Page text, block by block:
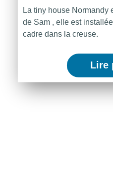
La tiny house Normandy
de Sam , elle est
cadre dans la creuse.
Lire